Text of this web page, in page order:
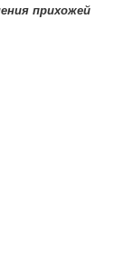
прихожей